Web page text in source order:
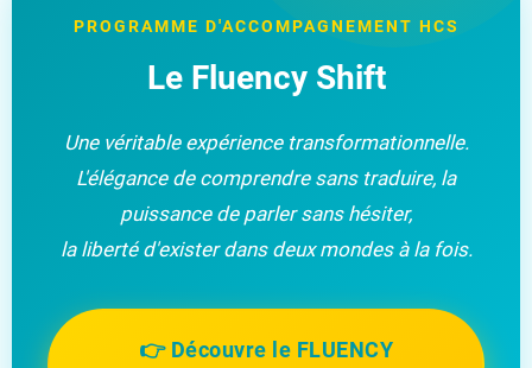
PROGRAMME D'ACCOMPAGNEMENT HCS
Le Fluency Shift
Une véritable expérience transformationnelle.
L'élégance de comprendre sans traduire, la
puissance de parler sans hésiter,
la liberté d'exister dans deux mondes à la fois.
👉 Découvre le FLUENCY